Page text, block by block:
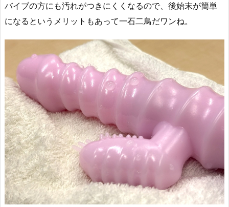
バイブの方にも汚れがつきにくくなるので、後始末が簡単
になるというメリットもあって一石二鳥だワンね。